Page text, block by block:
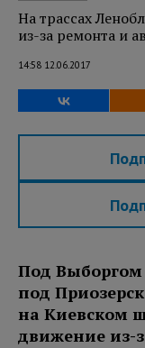
На трассах
из-за ремонта и
14:58 12.06.2017
Под Выборгом
под
на Киевском
движение из-